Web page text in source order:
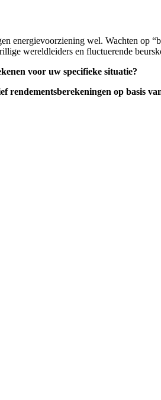
energievoorziening wel. Wachten op
wereldleiders en fluctuerende
voor uw specifieke situatie?
rendementsberekeningen op basis